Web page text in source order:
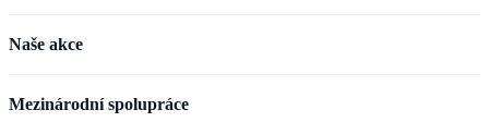
Naše akce
Mezinárodní spolupráce